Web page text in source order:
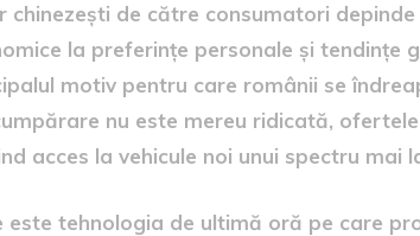
chinezești de către consumatori
la preferințe personale și tendințe
motiv pentru care românii se
nu este mereu ridicată,
acces la vehicule noi unui spectru mai
este tehnologia de ultimă oră pe care